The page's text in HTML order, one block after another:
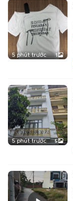
5 phút trước 1
5 phút trước 5